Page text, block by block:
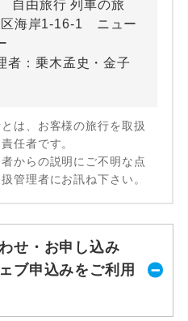
自由旅行 列車の旅
海岸1-16-1 ニュー
者：乗木孟史・金子
は、お客様の旅行を取扱
任者です。
からの説明にご不明な点
管理者にお訊ね下さい。
せ・お申し込み
ブ申込みをご利用